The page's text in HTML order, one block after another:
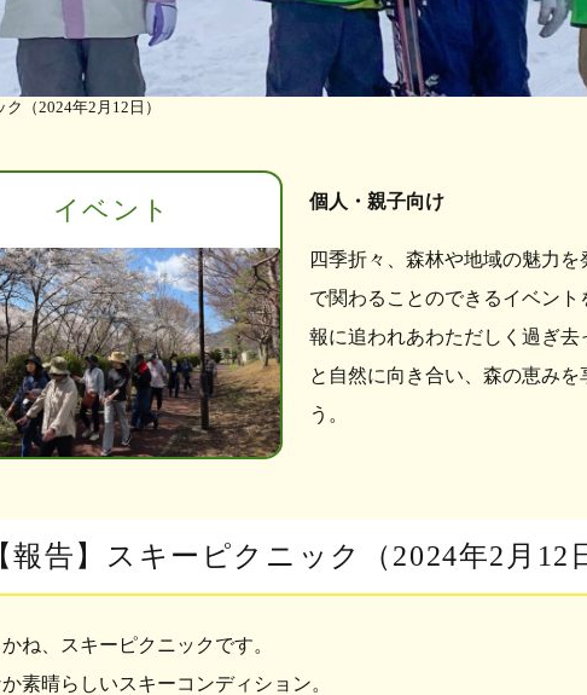
（2024年2月12日）
イベント 個人・親子向け
四季折々、森林や地域の魅力
で関わることのできるイベン
報に追われあわただしく過ぎ
と自然に向き合い、森の恵み
う。
報告】スキーピクニック（2024年2月12
ね、スキーピクニックです。
素晴らしいスキーコンディション。